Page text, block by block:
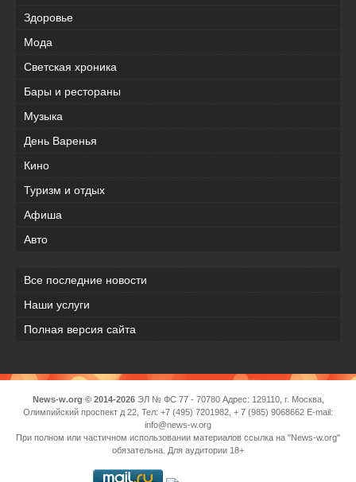
Здоровье
Мода
Светская хроника
Бары и рестораны
Музыка
День Варенья
Кино
Туризм и отдых
Афиша
Авто
Все последние новости
Наши услуги
Полная версия сайта
News-w.org © 2014-2026ЭЛ № ФС 77 - 70780 Адрес: 129110, г. Москва,
Олимпийский проспект д 22, Тел: +7 (495) 7201982, + 7 (985) 9068662 E-mail:
info@news-w.org
При полном или частичном использовании материалов ссылка на "News-w.org"
обязательна. Для аудитории 18+